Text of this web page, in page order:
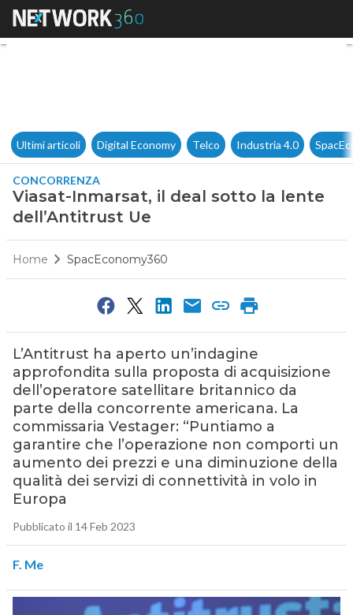
Viasat-Inmarsat, il deal sotto
Ultimi articoli Digital Economy Telco Industria 4.0
CONCORRENZA
Viasat-Inmarsat, il deal sotto la lente
dell’Antitrust Ue
Home SpacEconomy360
L’Antitrust ha aperto un’indagine
approfondita sulla proposta di acquisizione
dell’operatore satellitare britannico da
parte della concorrente americana. La
commissaria Vestager: “Puntiamo a
garantire che l’operazione non comporti un
aumento dei prezzi e una diminuzione della
qualità dei servizi di connettività in volo in
Europa
Pubblicato il 14 Feb 2023
F. Me